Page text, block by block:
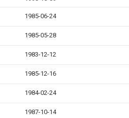
1985-06-24
1985-05-28
1983-12-12
1985-12-16
1984-02-24
1987-10-14